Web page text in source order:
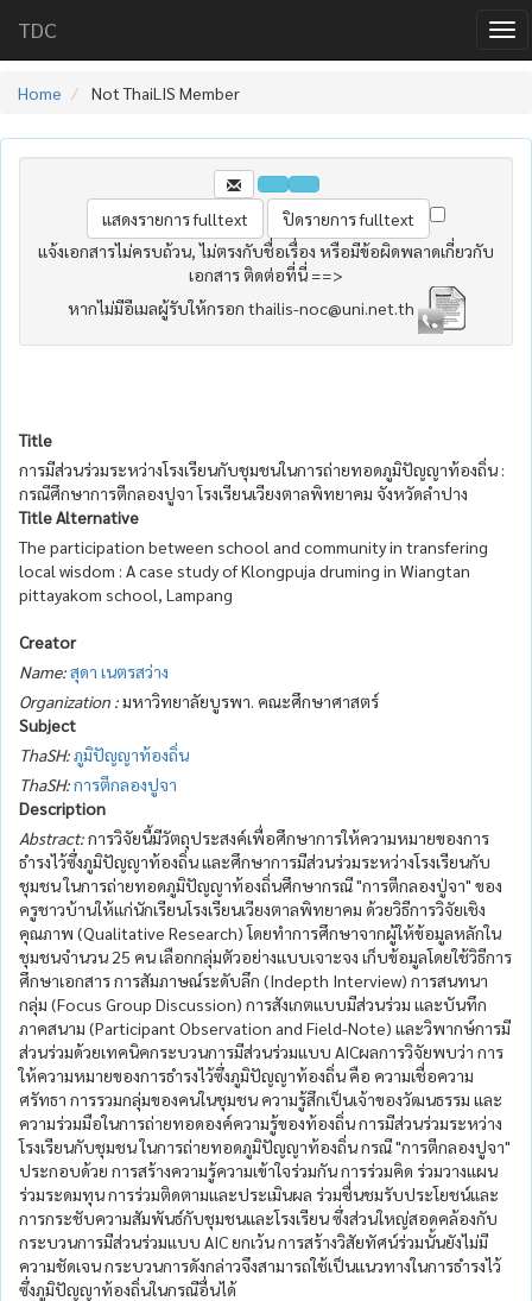
TDC
Home Not ThaiLIS Member
แจ้งเอกสารไม่ครบถ้วน, ไม่ตรงกับชื่อเรื่อง หรือมีข้อผิดพลาดเกี่ยวกับ
เอกสาร ติดต่อที่นี่ ==>
หากไม่มีอีเมลผู้รับให้กรอก thailis-noc@uni.net.th
Title
การมีส่วนร่วมระหว่างโรงเรียนกับชุมชนในการถ่ายทอดภูมิปัญญาท้องถิ่น :
กรณีศึกษาการตีกลองปูจา โรงเรียนเวียงตาลพิทยาคม จังหวัดลำปาง
Title Alternative
The participation between school and community in transfering
local wisdom : A case study of Klongpuja druming in Wiangtan
pittayakom school, Lampang
Creator
Name:สุดา เนตรสว่าง
Organization :มหาวิทยาลัยบูรพา. คณะศึกษาศาสตร์
Subject
ThaSH:ภูมิปัญญาท้องถิ่น
ThaSH:การตีกลองปูจา
Description
Abstract:การวิจัยนี้มีวัตถุประสงค์เพื่อศึกษาการให้ความหมายของการ
ธำรงไว้ซึ่งภูมิปัญญาท้องถิ่น และศึกษาการมีส่วนร่วมระหว่างโรงเรียนกับ
ชุมชน ในการถ่ายทอดภูมิปัญญาท้องถิ่นศึกษากรณี "การตีกลองปู่จา" ของ
ครูชาวบ้านให้แก่นักเรียนโรงเรียนเวียงตาลพิทยาคม ด้วยวิธีการวิจัยเชิง
คุณภาพ (Qualitative Research) โดยทำการศึกษาจากผู้ให้ข้อมูลหลักใน
ชุมชนจำนวน 25 คน เลือกกลุ่มตัวอย่างแบบเจาะจง เก็บข้อมูลโดยใช้วิธีการ
ศึกษาเอกสาร การสัมภาษณ์ระดับลึก (Indepth Interview) การสนทนา
กลุ่ม (Focus Group Discussion) การสังเกตแบบมีส่วนร่วม และบันทึก
ภาคสนาม (Participant Observation and Field-Note) และวิพากษ์การมี
ส่วนร่วมด้วยเทคนิคกระบวนการมีส่วนร่วมแบบ AICผลการวิจัยพบว่า การ
ให้ความหมายของการธำรงไว้ซึ่งภูมิปัญญาท้องถิ่น คือ ความเชื่อความ
ศรัทธา การรวมกลุ่มของคนในชุมชน ความรู้สึกเป็นเจ้าของวัฒนธรรม และ
ความร่วมมือในการถ่ายทอดองค์ความรู้ของท้องถิ่น การมีส่วนร่วมระหว่าง
โรงเรียนกับชุมชน ในการถ่ายทอดภูมิปัญญาท้องถิ่น กรณี "การตีกลองปูจา"
ประกอบด้วย การสร้างความรู้ความเข้าใจร่วมกัน การร่วมคิด ร่วมวางแผน
ร่วมระดมทุน การร่วมติดตามและประเมินผล ร่วมชื่นชมรับประโยชน์และ
การกระชับความสัมพันธ์กับชุมชนและโรงเรียน ซึ่งส่วนใหญ่สอดคล้องกับ
กระบวนการมีส่วนร่วมแบบ AIC ยกเว้น การสร้างวิสัยทัศน์ร่วมนั้นยังไม่มี
ความชัดเจน กระบวนการดังกล่าวจึงสามารถใช้เป็นแนวทางในการธำรงไว้
ซึ่งภูมิปัญญาท้องถิ่นในกรณีอื่นได้